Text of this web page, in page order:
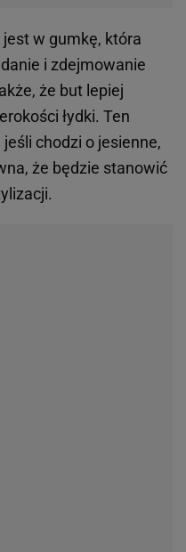
w gumkę, która
i zdejmowanie
że but lepiej
łydki. Ten
chodzi o jesienne,
że będzie stanowić